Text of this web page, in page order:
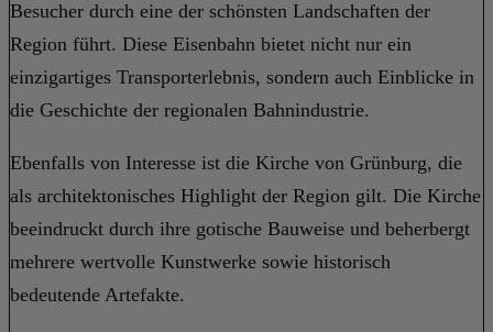
Besucher durch eine der schönsten Landschaften der
Region führt. Diese Eisenbahn bietet nicht nur ein
einzigartiges Transporterlebnis, sondern auch Einblicke in
die Geschichte der regionalen Bahnindustrie.
Ebenfalls von Interesse ist die Kirche von Grünburg, die
als architektonisches Highlight der Region gilt. Die Kirche
beeindruckt durch ihre gotische Bauweise und beherbergt
mehrere wertvolle Kunstwerke sowie historisch
bedeutende Artefakte.